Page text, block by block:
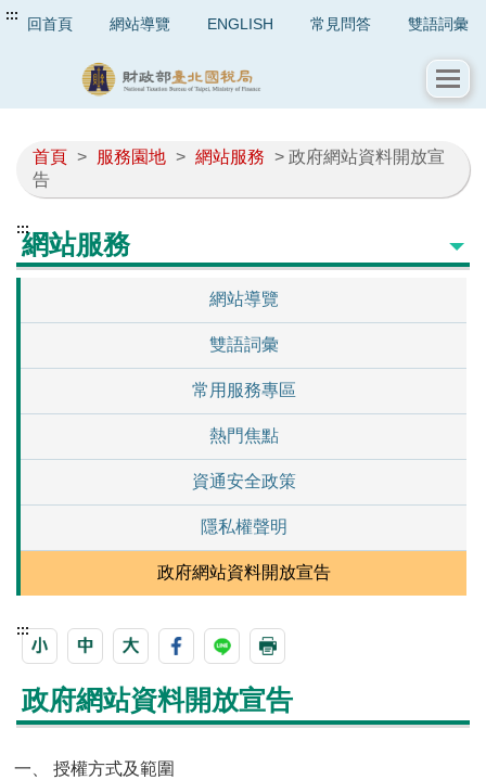
::: 回首頁 網站導覽 ENGLISH 常見問答 雙語詞彙
首頁 > 服務園地 > 網站服務 > 政府網站資料開放宣
告
:::網站服務
網站導覽
雙語詞彙
常用服務專區
熱門焦點
資通安全政策
隱私權聲明
政府網站資料開放宣告
:::
政府網站資料開放宣告
一、 授權方式及範圍